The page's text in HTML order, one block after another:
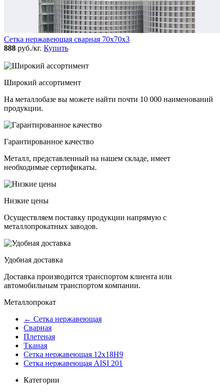
Сетка нержавеющая сварная 70х70х3
888 руб./кг. Купить
Широкий ассортимент
На металлобазе вы можете найти почти 10 000 наименований
продукции.
Гарантированное качество
Металл, представленный на нашем складе, имеет
необходимые сертификаты.
Низкие цены
Осуществляем поставку продукции напрямую с
металлопрокатных заводов.
Удобная доставка
Доставка производится транспортом клиента или
автомобильным транспортом компании.
Металлопрокат
← Сетка нержавеющая
Сварная
Плетеная
Тканая
Сетка нержавеющая 12x18Н9
Сетка нержавеющая AISI 201
Категории